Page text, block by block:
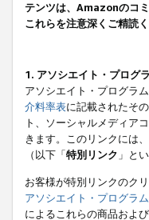
テンツは、Amazonのコ
これらを注意深くご精読く
1. アソシエイト・プログ
アソシエイト・プログラム
介料率表に記載されたそ
ト、ソーシャルメディア
きます。このリンクには
（以下「特別リンク 」と
お客様が特別リンクのク
アソシエイト・プログラ
によるこれらの商品およ